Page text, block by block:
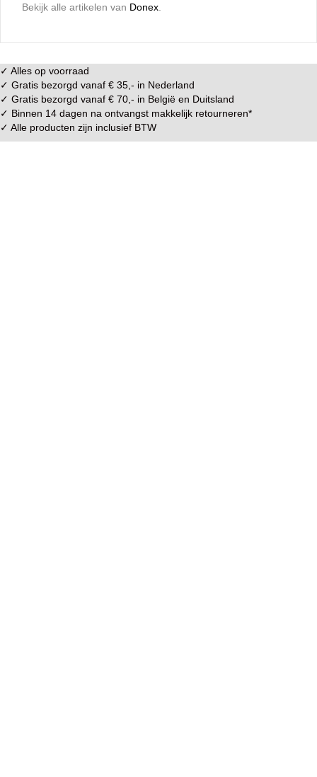
Bekijk alle artikelen van Donex
✓ Alles op voorraad
✓ Gratis bezorgd vanaf € 35,- in Nederland
✓ Gratis bezorgd vanaf € 70,- in België en Duitsland
✓ Binnen 14 dagen na ontvangst makkelijk retourneren*
✓ Alle producten zijn inclusief BTW